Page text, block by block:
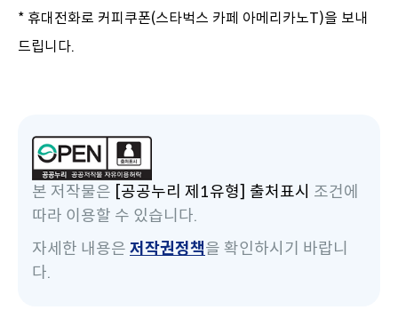
* 휴대전화로 커피쿠폰(스타벅스 카페 아메리카노T)을 보내
드립니다.
본 저작물은 [공공누리 제1유형] 출처표시 조건에
따라 이용할 수 있습니다.
자세한 내용은 저작권정책을 확인하시기 바랍니
다.